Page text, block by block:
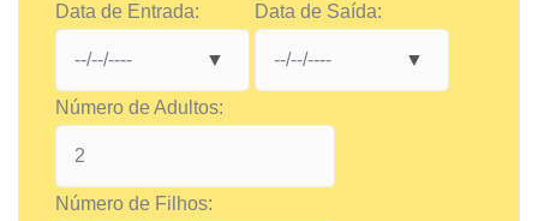
Data de Entrada: Data de Saída:
Número de Adultos:
Número de Filhos: